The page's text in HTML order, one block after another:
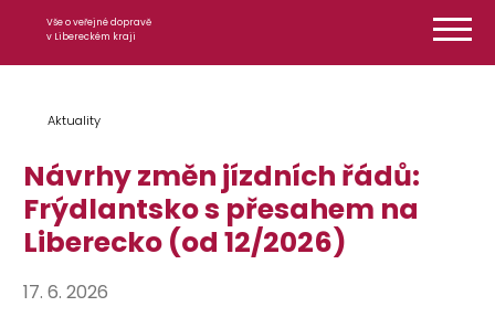
Vše o veřejné dopravě
v Libereckém kraji
Aktuality
Návrhy změn jízdních řádů:
Frýdlantsko s přesahem na
Liberecko (od 12/2026)
17. 6. 2026